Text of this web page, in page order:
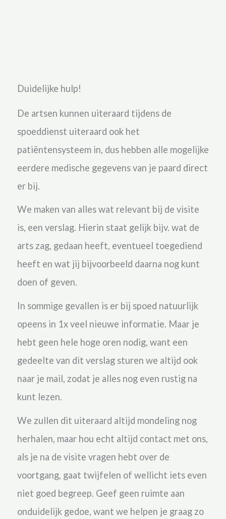
Duidelijke hulp!
De artsen kunnen uiteraard tijdens de
spoeddienst uiteraard ook het
patiëntensysteem in, dus hebben alle mogelijke
eerdere medische gegevens van je paard direct
er bij.
We maken van alles wat relevant bij de visite
is, een verslag. Hierin staat gelijk bijv. wat de
arts zag, gedaan heeft, eventueel toegediend
heeft en wat jij bijvoorbeeld daarna nog kunt
doen of geven.
In sommige gevallen is er bij spoed natuurlijk
opeens in 1x veel nieuwe informatie. Maar je
hebt geen hele hoge oren nodig, want een
gedeelte van dit verslag sturen we altijd ook
naar je mail, zodat je alles nog even rustig na
kunt lezen.
We zullen dit uiteraard altijd mondeling nog
herhalen, maar hou echt altijd contact met ons,
als je na de visite vragen hebt over de
voortgang, gaat twijfelen of wellicht iets even
niet goed begreep. Geef geen ruimte aan
onduidelijk gedoe, want we helpen je graag zo